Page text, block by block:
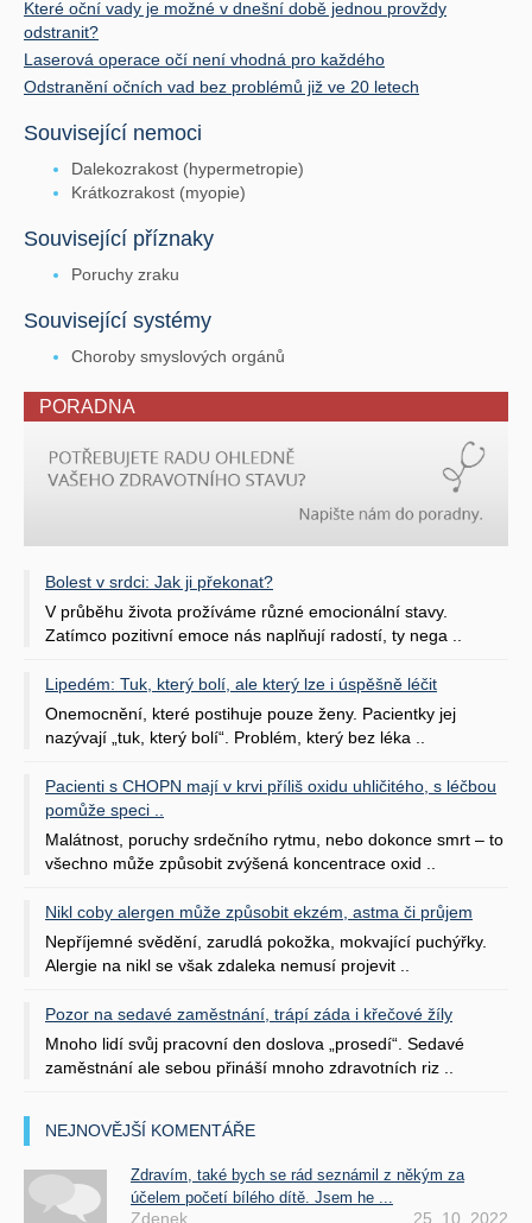
Které oční vady je možné v dnešní době jednou provždy
odstranit?
Laserová operace očí není vhodná pro každého
Odstranění očních vad bez problémů již ve 20 letech
Související nemoci
Dalekozrakost (hypermetropie)
Krátkozrakost (myopie)
Související příznaky
Poruchy zraku
Související systémy
Choroby smyslových orgánů
PORADNA
Bolest v srdci: Jak ji překonat?
V průběhu života prožíváme různé emocionální stavy.
Zatímco pozitivní emoce nás naplňují radostí, ty nega ..
Lipedém: Tuk, který bolí, ale který lze i úspěšně léčit
Onemocnění, které postihuje pouze ženy. Pacientky jej
nazývají „tuk, který bolí“. Problém, který bez léka ..
Pacienti s CHOPN mají v krvi příliš oxidu uhličitého, s léčbou
pomůže speci ..
Malátnost, poruchy srdečního rytmu, nebo dokonce smrt – to
všechno může způsobit zvýšená koncentrace oxid ..
Nikl coby alergen může způsobit ekzém, astma či průjem
Nepříjemné svědění, zarudlá pokožka, mokvající puchýřky.
Alergie na nikl se však zdaleka nemusí projevit ..
Pozor na sedavé zaměstnání, trápí záda i křečové žíly
Mnoho lidí svůj pracovní den doslova „prosedí“. Sedavé
zaměstnání ale sebou přináší mnoho zdravotních riz ..
NEJNOVĚJŠÍ KOMENTÁŘE
Zdravím, také bych se rád seznámil z někým za
účelem početí bílého dítě. Jsem he ...
Zdenek 25. 10. 2022